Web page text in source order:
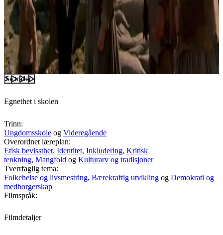
Se trailer
Egnethet i skolen
Trinn:
Ungdomsskole og Videregående
Overordnet læreplan:
Etisk bevissthet, Identitet, Inkludering, Kritisk
tenkning, Mangfold og Kulturarv og tradisjoner
Tverrfaglig tema:
Folkehelse og livsmestring, Bærekraftig utvikling og Demokrati og
medborgerskap
Filmspråk:
Filmdetaljer